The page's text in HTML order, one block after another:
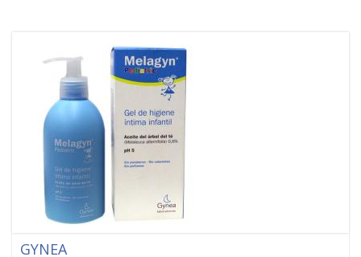
GYNEA